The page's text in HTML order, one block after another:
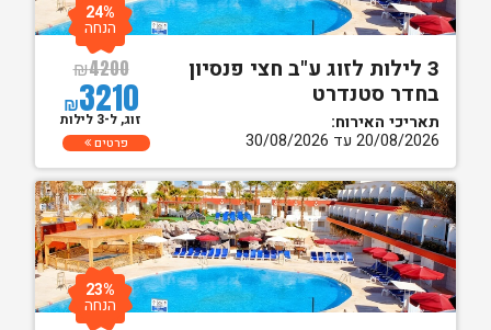
3 לילות לזוג ע"ב חצי פנסיון
בחדר סטנדרט
תאריכי האירוח:
20/08/2026 עד 30/08/2026
₪4200
₪3210
24%
הנחה
זוג, ל-3 לילות
פרטים
23%
הנחה